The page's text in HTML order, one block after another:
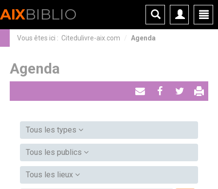
AIXBIBLIO
Vous êtes ici : Citedulivre-aix.com Agenda
Agenda
Envoyer PartagerTweeter
Tous les types
Tous les publics
Tous les lieux